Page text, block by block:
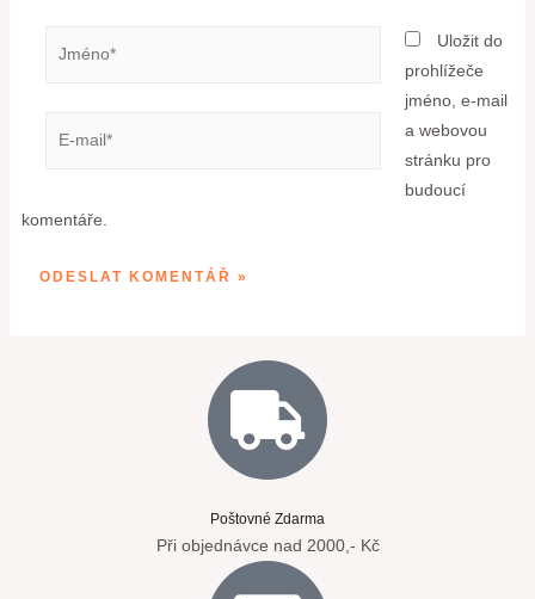
Uložit do
prohlížeče
jméno, e-mail
a webovou
stránku pro
budoucí
komentáře.
Poštovné Zdarma
Při objednávce nad 2000,- Kč